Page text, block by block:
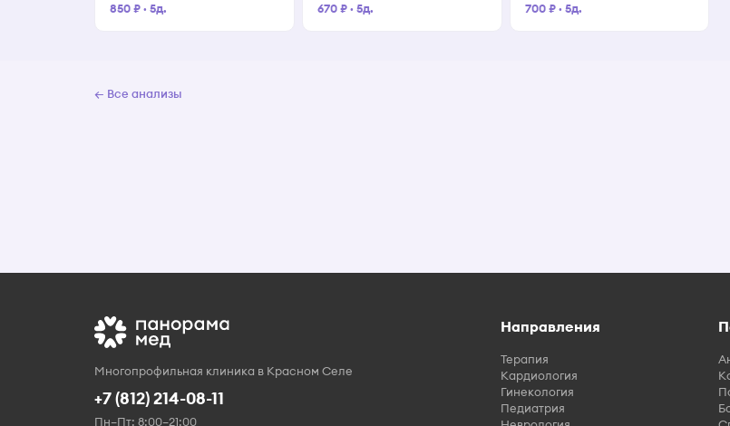
850 ₽· 5д. 670 ₽· 5д. 700 ₽· 5д.
← Все анализы
Многопрофильная клиника в Красном Селе
+7 (812) 214-08-11
Пн–Пт: 8:00–21:00
Направления
Терапия
Кардиология
Гинекология
Педиатрия